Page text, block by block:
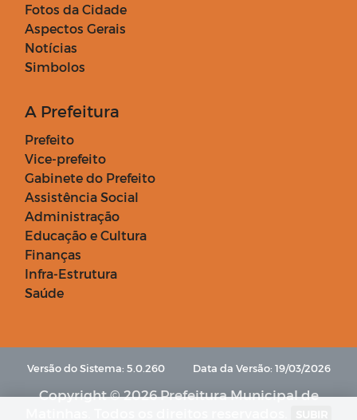
Fotos da Cidade
Aspectos Gerais
Notícias
Simbolos
A Prefeitura
Prefeito
Vice-prefeito
Gabinete do Prefeito
Assistência Social
Administração
Educação e Cultura
Finanças
Infra-Estrutura
Saúde
Versão do Sistema: 5.0.260 Data da Versão: 19/03/2026
Copyright © 2026 Prefeitura Municipal de